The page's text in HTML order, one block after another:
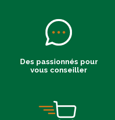
Des passionnés pour
vous conseiller